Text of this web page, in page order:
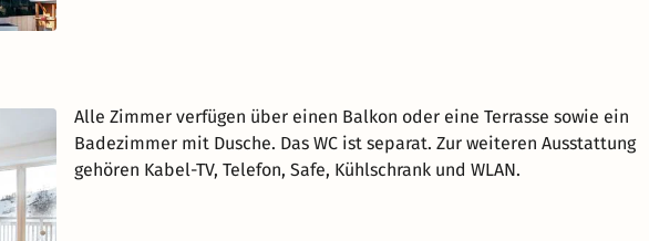
Alle Zimmer verfügen über einen Balkon oder eine Terrasse sowie ein
Badezimmer mit Dusche. Das WC ist separat. Zur weiteren Ausstattung
gehören Kabel-TV, Telefon, Safe, Kühlschrank und WLAN.